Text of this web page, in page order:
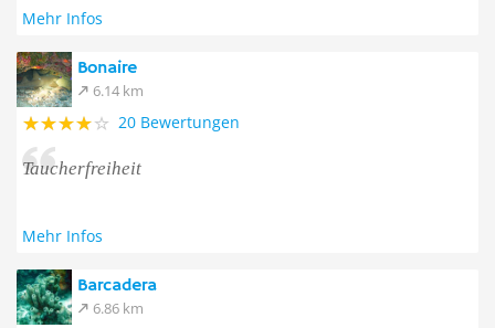
Mehr Infos
Bonaire
6.14 km
20 Bewertungen
Taucherfreiheit
Mehr Infos
Barcadera
6.86 km